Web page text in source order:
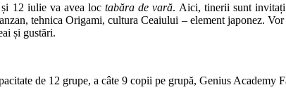
și 12 iulie va avea loctabăra de vară. Aici, tinerii sunt invitați
tehnica Origami, cultura Ceaiului – element japonez.
și gustări.
de 12 grupe, a câte 9 copii pe grupă, Genius Academy